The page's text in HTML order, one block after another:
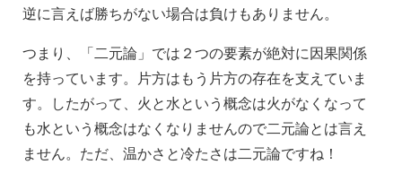
逆に言えば勝ちがない場合は負けもありません。
つまり、「二元論」では２つの要素が絶対に因果関係
を持っています。片方はもう片方の存在を支えていま
す。したがって、火と水という概念は火がなくなって
も水という概念はなくなりませんので二元論とは言え
ません。ただ、温かさと冷たさは二元論ですね！